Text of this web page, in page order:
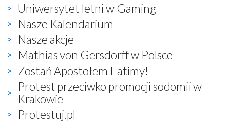
Uniwersytet letni w Gaming
Nasze Kalendarium
Nasze akcje
Mathias von Gersdorff w Polsce
Zostań Apostołem Fatimy!
Protest przeciwko promocji sodomii w
Krakowie
Protestuj.pl